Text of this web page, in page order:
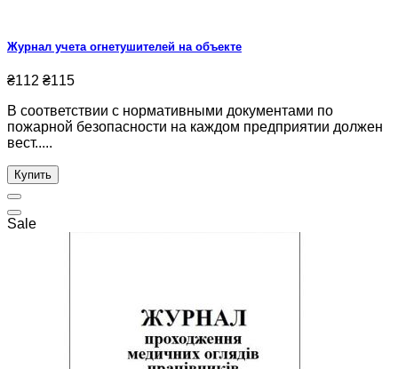
Журнал учета огнетушителей на объекте
₴112 ₴115
В соответствии с нормативными документами по
пожарной безопасности на каждом предприятии должен
вест.....
Купить
Sale